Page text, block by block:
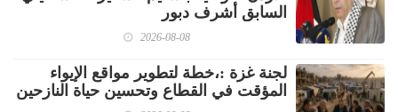
السابق أشرف دبور
2026-08-08
لجنة غزة :،خطة لتطوير مواقع الإيواء
المؤقت في القطاع وتحسين حياة النازحين